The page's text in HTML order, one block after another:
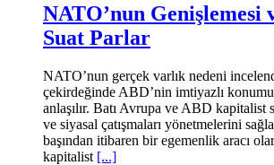
NATO’nun Genişlemesi
Suat Parlar
NATO’nun gerçek varlık nedeni
çekirdeğinde ABD’nin imtiyazlı
anlaşılır. Batı Avrupa ve ABD kapitalist
ve siyasal çatışmaları yönetmelerini
başından itibaren bir egemenlik aracı
kapitalist [...]